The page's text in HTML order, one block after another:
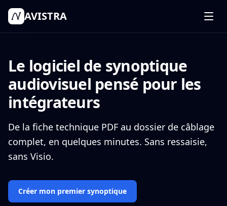
AVISTRA
Tarifs
Connexion
Commencer mon projet
Le logiciel de synoptique
audiovisuel pensé pour les
intégrateurs
De la fiche technique PDF au dossier de câblage
complet, en quelques minutes. Sans ressaisie,
sans Visio.
Créer mon premier synoptique